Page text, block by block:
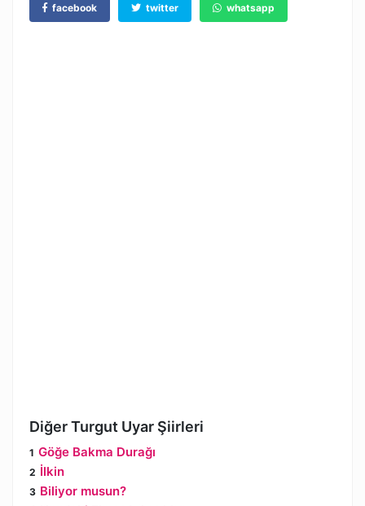
facebook twitter whatsapp
Diğer Turgut Uyar Şiirleri
Göğe Bakma Durağı
İlkin
Biliyor musun?